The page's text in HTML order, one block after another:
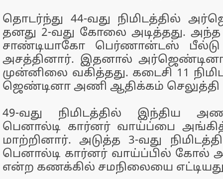
தொடர்ந்து 44-வது நிமிடத்​தில்
தனது 2-வது கோலை அடித்​தது.
சாண்​டி​யாகோ பெர்​ணான்​டஸ் பீல்டு
அசத்​தி​னார். இதனால்
முன்​னிலை வகித்​தது. கடைசி 11
ஜெண்​டினா அணி ஆதிக்​கம் செலுத்தி
49-வது நிமிடத்​தில் இந்​திய
பெனால்டி கார்​னர் வாய்ப்பை
மாற்​றி​னார். அடுத்த 3-வது
பெனால்டி கார்​னர் வாய்ப்​பில் கோல்
என்ற கணக்​கில் சமநிலையை